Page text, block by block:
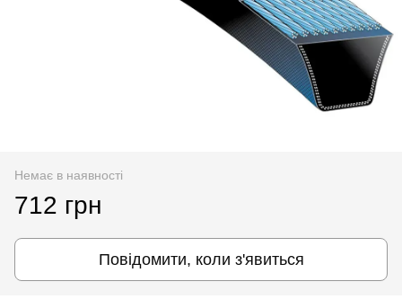
Немає в наявності
712 грн
Повідомити, коли з'явиться